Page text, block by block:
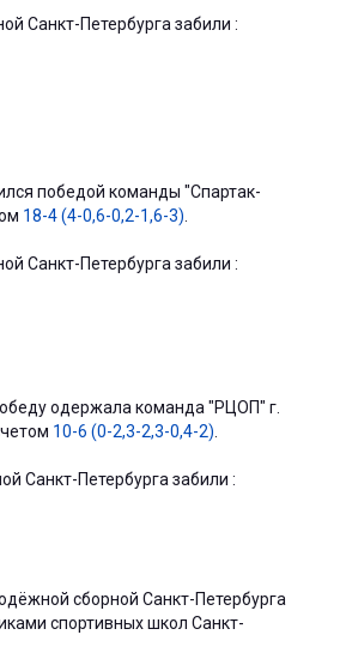
Санкт-Петербурга забили :
победой команды "Спартак-
18-4 (4-0,6-0,2-1,6-3).
Санкт-Петербурга забили :
одержала команда "РЦОП" г.
10-6 (0-2,3-2,3-0,4-2).
Санкт-Петербурга забили :
сборной Санкт-Петербурга
спортивных школ Санкт-